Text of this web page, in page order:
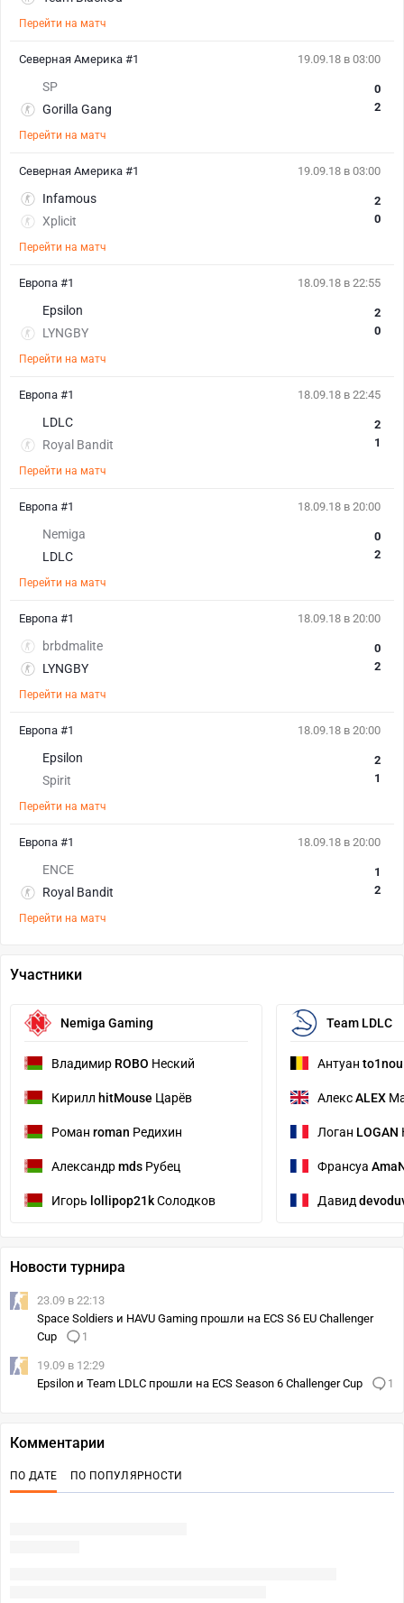
Перейти на матч
19.09.18 в 03:00
SP
Gorilla Gang
0
2
Перейти на матч
Северная Америка #1
19.09.18 в 03:00
Infamous
Xplicit
2
0
Перейти на матч
Северная Америка #1
18.09.18 в 22:55
Epsilon
LYNGBY
2
0
Перейти на матч
Европа #1
18.09.18 в 22:45
LDLC
Royal Bandit
2
1
Перейти на матч
Европа #1
18.09.18 в 20:00
Nemiga
LDLC
0
2
Перейти на матч
Европа #1
18.09.18 в 20:00
brbdmalite
LYNGBY
0
2
Перейти на матч
Европа #1
18.09.18 в 20:00
Epsilon
Spirit
2
1
Перейти на матч
Европа #1
18.09.18 в 20:00
ENCE
Royal Bandit
1
2
Перейти на матч
Европа #1
Участники
Nemiga Gaming
Владимир ROBO Неский
Кирилл hitMouse Царёв
Роман roman Редихин
Александрmds Рубец
Игорь lollipop21kСолодков
Team LDLC
Антуан to1nou
АлексALEX
Логан LOGAN
Франсуа
Давид
Новости турнира
23.09 в 22:13
Space Soldiers и HAVU Gaming прошли на ECS S6 EU Challenger
Cup
1
19.09 в 12:29
Epsilon и Team LDLC прошли на ECS Season 6 Challenger Cup
1
Комментарии
ПО ДАТЕ ПО ПОПУЛЯРНОСТИ